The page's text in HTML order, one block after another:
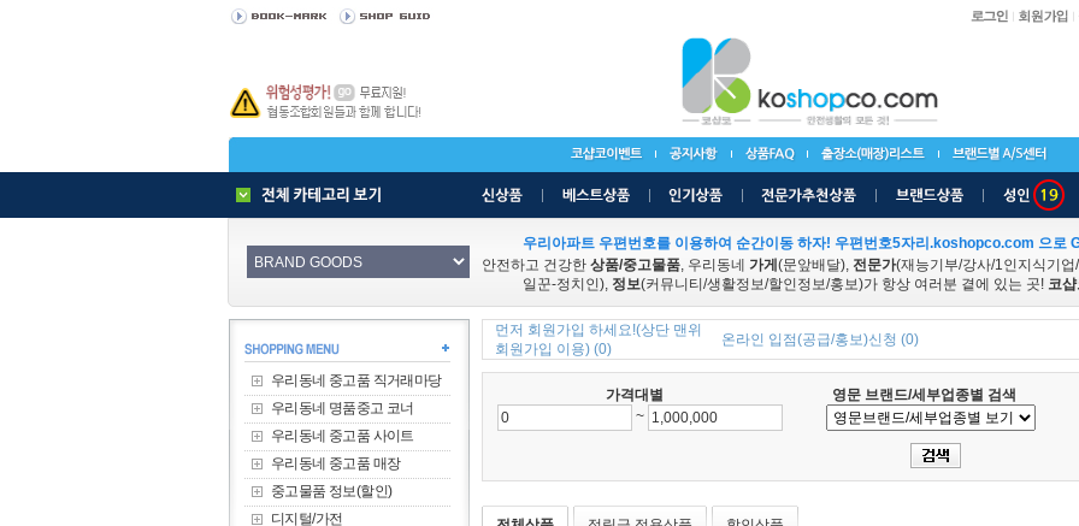
우리아파트 우편번호를 이용하여 순간이동 하자! 우편번호5자리.koshopco.com 으로
안전하고 건강한 상품/중고물품, 우리동네 가게 (문앞배달), 전문가(재능기부/강사/1인지식기업
일꾼-정치인), 정보(커뮤니티/생활정보/할인정보/홍보)가 항상 여러분 곁에 있는 곳! 코
우리동네 중고품 직거래마당
우리동네 명품중고 코너
우리동네 중고품 사이트
우리동네 중고품 매장
중고물품 정보(할인)
디지털/가전
먼저 회원가입 하세요!(상단 맨위
회원가입 이용) (0)
온라인 입점(공급/홍보)신청 (0)
가격대별 영문 브랜드/세부업종별 검색
~